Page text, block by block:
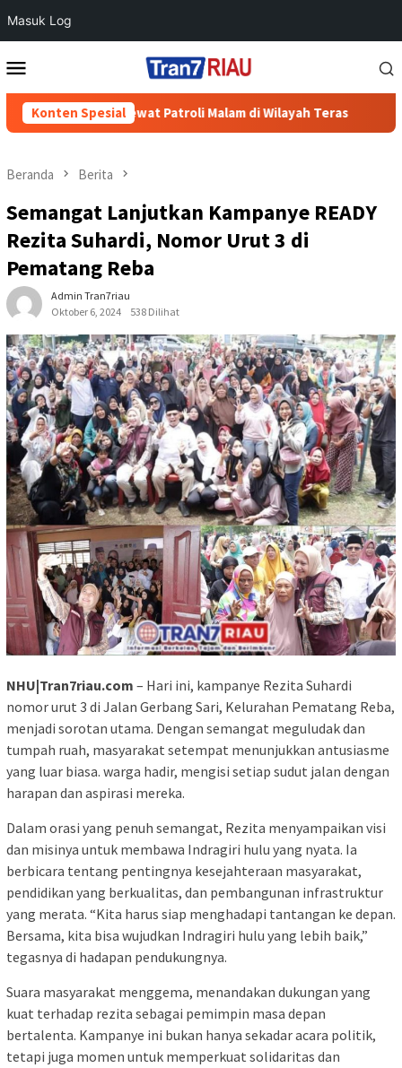
Masuk Log
ke
Mobile
Konten Spesial
3C Lewat Patroli Malam di Wilayah Teras 700
Beranda Berita
Semangat Lanjutkan Kampanye READY
Rezita Suhardi, Nomor Urut 3 di
Pematang Reba
Admin Tran7riau
Oktober 6, 2024
538 Dilihat
NHU|Tran7riau.com – Hari ini, kampanye Rezita Suhardi
nomor urut 3 di Jalan Gerbang Sari, Kelurahan Pematang Reba,
menjadi sorotan utama. Dengan semangat meguludak dan
tumpah ruah, masyarakat setempat menunjukkan antusiasme
yang luar biasa. warga hadir, mengisi setiap sudut jalan dengan
harapan dan aspirasi mereka.
Dalam orasi yang penuh semangat, Rezita menyampaikan visi
dan misinya untuk membawa Indragiri hulu yang nyata. Ia
berbicara tentang pentingnya kesejahteraan masyarakat,
pendidikan yang berkualitas, dan pembangunan infrastruktur
yang merata. “Kita harus siap menghadapi tantangan ke depan.
Bersama, kita bisa wujudkan Indragiri hulu yang lebih baik,”
tegasnya di hadapan pendukungnya.
Suara masyarakat menggema, menandakan dukungan yang
kuat terhadap rezita sebagai pemimpin masa depan
bertalenta. Kampanye ini bukan hanya sekadar acara politik,
tetapi juga momen untuk memperkuat solidaritas dan